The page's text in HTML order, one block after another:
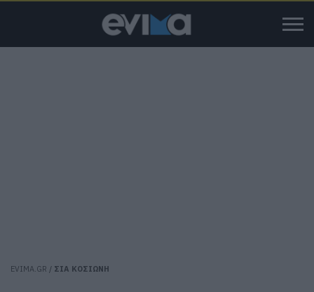
EVIMA.GR / ΣΙΑ ΚΟΣΙΩΝΗ